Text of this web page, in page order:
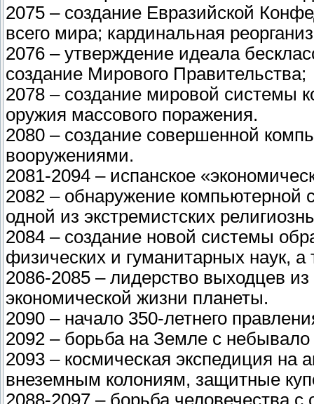
2075 – создание Евразийской
всего мира; кардинальная
2076 – утверждение идеала
создание Мирового Правительства;
2078 – создание мировой системы
оружия массового поражения.
2080 – создание совершенной
вооружениями.
2081-2094 – испанское
2082 – обнаружение компьютерной
одной из экстремистских
2084 – создание новой системы
физических и гуманитарных наук, а
2086-2085 – лидерство выходцев
экономической жизни планеты.
2090 – начало 350-летнего
2092 – борьба на Земле с
2093 – космическая экспедиция на
внеземным колониям, защитные
2088-2097 – борьба человечества